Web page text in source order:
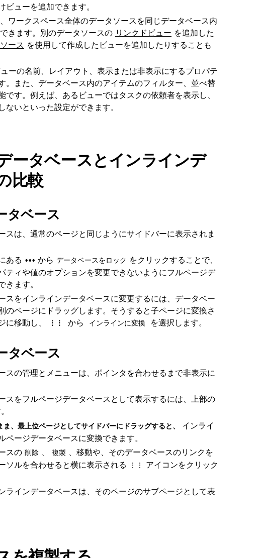
ビューを追加できます。
ワークスペース全体のデータソースを同じデータベース内
きます。別のデータソースの リンクドビュー を追加した
ース を使用して作成したビューを追加したりすることも
ューの名前、レイアウト、表示または非表示にするプロパテ
。また、データベース内のアイテムのフィルター、並べ替
です。例えば、あるビューではタスクの依頼者を表示し、
ないといった設定ができます。
ータベースとインラインデ
比較
タベース
スは、通常のページと同じようにサイドバーに表示されま
ある ••• から データベースをロック をクリックすることで、
ティや値のオプションを変更できないようにフルページデ
きます。
スをインラインデータベースに変更するには、データベー
のページにドラッグします。そうすると子ページに変換さ
に移動し、
⋮⋮ から インラインに変換 を選択します。
タベース
スの管理とメニューは、ポインタを合わせるまで非表示に
スをフルページデータベースとして表示するには、上部の
ま、最上位ページとしてサイドバーにドラッグすると、
インライ
ページデータベースに変換できます。
スの 削除 複製
、移動や、そのデータベースのリンクを
ソルを合わせると横に表示される
⋮⋮
アイコンをクリック
ラインデータベースは、そのページのサブページとして表